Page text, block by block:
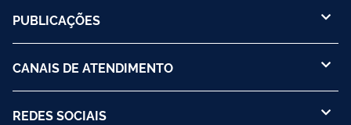
PUBLICAÇÕES
CANAIS DE ATENDIMENTO
REDES SOCIAIS